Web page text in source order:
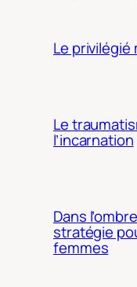
Le
Le
l’incarnation
Dans
stratégie
femmes